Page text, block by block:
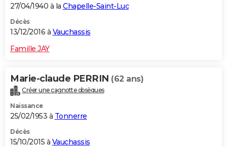
27/04/1940 à la Chapelle-Saint-Luc
Décès
13/12/2016 à Vauchassis
Famille JAY
Marie-claude PERRIN (62 ans)
Créer une cagnotte obsèques
Naissance
25/02/1953 à Tonnerre
Décès
15/10/2015 à Vauchassis